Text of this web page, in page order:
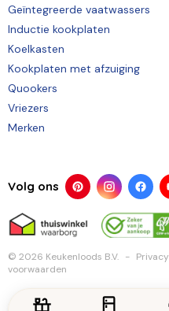
Geïntegreerde vaatwassers
Inductie kookplaten
Koelkasten
Kookplaten met afzuiging
Quookers
Vriezers
Merken
Volg ons
© 2026 Keukenloods B.V. Privacy
voorwaarden